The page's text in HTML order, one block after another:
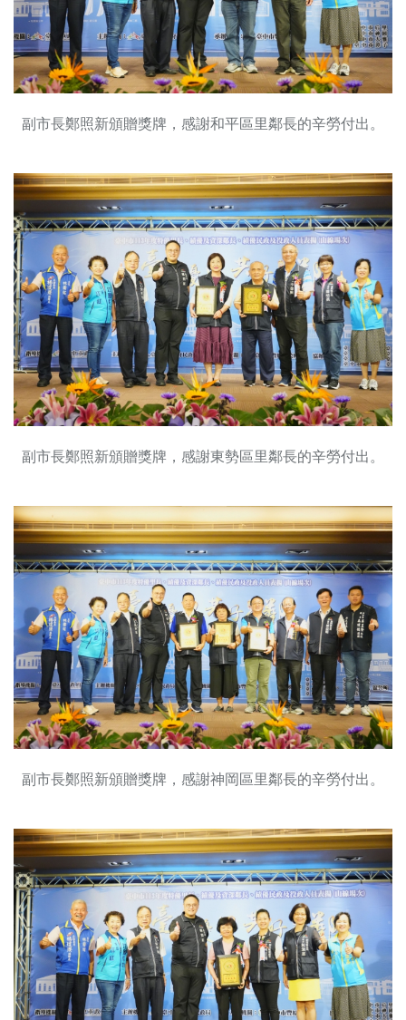
副市長鄭照新頒贈獎牌，感謝和平區里鄰長的辛勞付出。
副市長鄭照新頒贈獎牌，感謝東勢區里鄰長的辛勞付出。
副市長鄭照新頒贈獎牌，感謝神岡區里鄰長的辛勞付出。